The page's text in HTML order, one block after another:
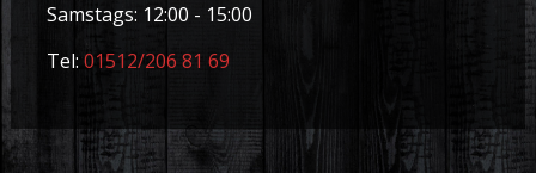
Samstags: 12:00 - 15:00
Tel: 01512/206 81 69